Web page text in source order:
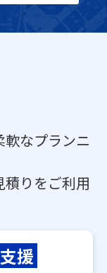
なプランニ
りをご利用
援